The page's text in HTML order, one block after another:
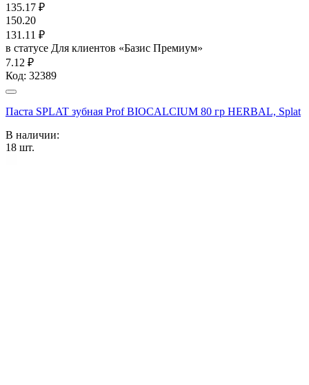
135.17 ₽
150.20
131.11 ₽
в статусе Для клиентов «Базис Премиум»
7.12 ₽
Код: 32389
Паста SPLAT зубная Prof BIOCALCIUM 80 гр HERBAL, Splat
В наличии:
18 шт.